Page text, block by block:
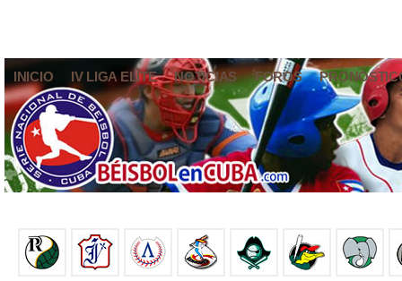
INICIO IV LIGA ELITE NOTICIAS FOROS